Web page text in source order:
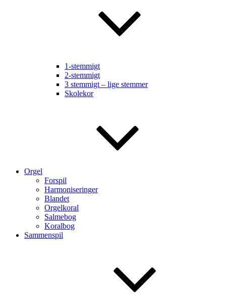
1-stemmigt
2-stemmigt
3 stemmigt – lige stemmer
Skolekor
Orgel
Forspil
Harmoniseringer
Blandet
Orgelkoral
Salmebog
Koralbog
Sammenspil